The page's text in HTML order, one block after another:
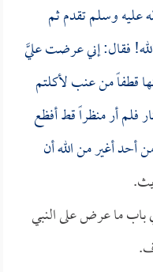
عليه وسلم تقدم ثم
فقال: إني عرضت عليَّ
قطفاً من عنب لأكلتم
فلم أر منظراً قط أفظع
أحد أغير من الله أن
باب ما عرض على النبي